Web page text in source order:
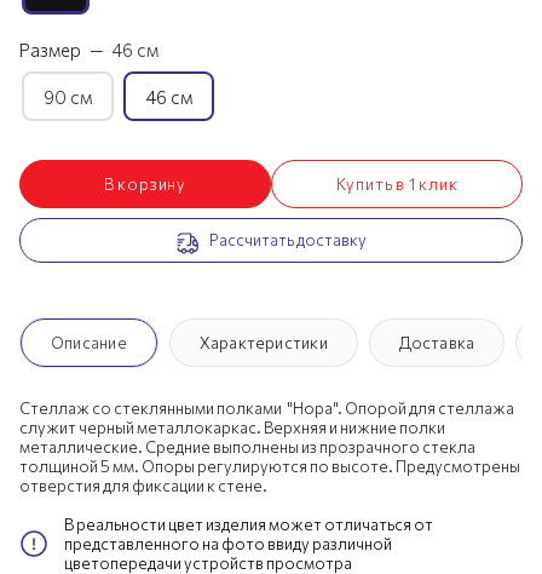
Размер — 46 см
90 см 46 см
В корзину Купить в 1 клик
Рассчитать доставку
Описание Характеристики Доставка
Стеллаж со стеклянными полками "Нора". Опорой для стеллажа
служит черный металлокаркас. Верхняя и нижние полки
металлические. Средние выполнены из прозрачного стекла
толщиной 5 мм. Опоры регулируются по высоте. Предусмотрены
отверстия для фиксации к стене.
В реальности цвет изделия может отличаться от
представленного на фото ввиду различной
цветопередачи устройств просмотра